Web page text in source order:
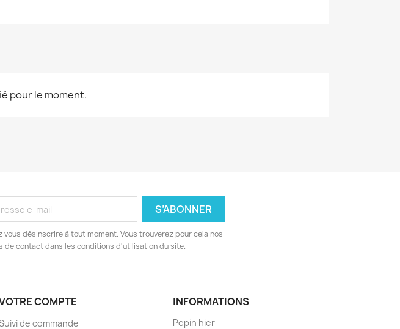
pour le moment.
vous désinscrire à tout moment. Vous trouverez pour cela nos
de contact dans les conditions d'utilisation du site.
COMPTE
de commande
INFORMATIONS
Pepin hier